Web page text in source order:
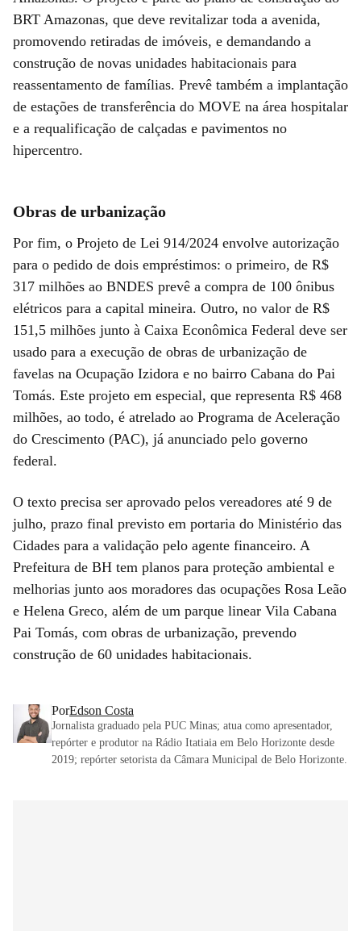
BRT Amazonas, que deve revitalizar toda a avenida,
promovendo retiradas de imóveis, e demandando a
construção de novas unidades habitacionais para
reassentamento de famílias. Prevê também a implantação
de estações de transferência do MOVE na área hospitalar
e a requalificação de calçadas e pavimentos no
hipercentro.
Obras de urbanização
Por fim, o Projeto de Lei 914/2024 envolve autorização
para o pedido de dois empréstimos: o primeiro, de R$
317 milhões ao BNDES prevê a compra de 100 ônibus
elétricos para a capital mineira. Outro, no valor de R$
151,5 milhões junto à Caixa Econômica Federal deve ser
usado para a execução de obras de urbanização de
favelas na Ocupação Izidora e no bairro Cabana do Pai
Tomás. Este projeto em especial, que representa R$ 468
milhões, ao todo, é atrelado ao Programa de Aceleração
do Crescimento (PAC), já anunciado pelo governo
federal.
O texto precisa ser aprovado pelos vereadores até 9 de
julho, prazo final previsto em portaria do Ministério das
Cidades para a validação pelo agente financeiro. A
Prefeitura de BH tem planos para proteção ambiental e
melhorias junto aos moradores das ocupações Rosa Leão
e Helena Greco, além de um parque linear Vila Cabana
Pai Tomás, com obras de urbanização, prevendo
construção de 60 unidades habitacionais.
PorEdson Costa
Jornalista graduado pela PUC Minas; atua como apresentador,
repórter e produtor na Rádio Itatiaia em Belo Horizonte desde
2019; repórter setorista da Câmara Municipal de Belo Horizonte.